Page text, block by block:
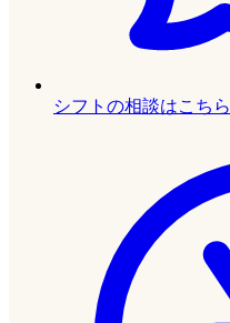
シフトの相談はこちら